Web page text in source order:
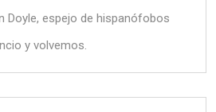
Doyle, espejo de hispanófobos
y volvemos.